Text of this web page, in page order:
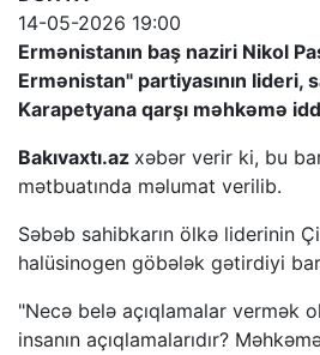
14-05-2026 19:00
Ermənistanın baş naziri Nikol
Ermənistan" partiyasının lideri,
Karapetyana qarşı məhkəmə
Bakıvaxtı.az xəbər verir ki, bu
mətbuatında məlumat verilib.
Səbəb sahibkarın ölkə liderinin
halüsinogen göbələk gətirdiyi
"Necə belə açıqlamalar vermək
insanın açıqlamalarıdır?